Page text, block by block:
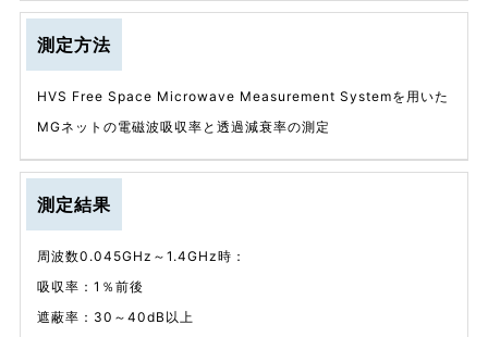
測定方法
HVS Free Space Microwave Measurement Systemを用いた
MGネットの電磁波吸収率と透過減衰率の測定
測定結果
周波数0.045GHz～1.4GHz時：
吸収率：1％前後
遮蔽率：30～40dB以上